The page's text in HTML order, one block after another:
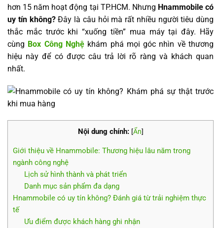
hơn 15 năm hoạt động tại TP.HCM. Nhưng Hnammobile có
uy tín không?Đây là câu hỏi mà rất nhiều người tiêu dùng
thắc mắc trước khi “xuống tiền” mua máy tại đây. Hãy
cùng Box Công Nghệkhám phá mọi góc nhìn về thương
hiệu này để có được câu trả lời rõ ràng và khách quan
nhất.
Nội dung chính: [Ẩn]
Giới thiệu về Hnammobile: Thương hiệu lâu năm trong
ngành công nghệ
Lịch sử hình thành và phát triển
Danh mục sản phẩm đa dạng
Hnammobile có uy tín không? Đánh giá từ trải nghiệm thực
tế
Ưu điểm được khách hàng ghi nhận